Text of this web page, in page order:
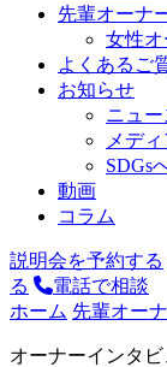
先輩オーナ
女性
よくあるご
お知らせ
ニュー
メデ
SDGs
動画
コラム
説明会を予約する
る
電話で相談
ホーム 先輩オー
オーナーインタビ